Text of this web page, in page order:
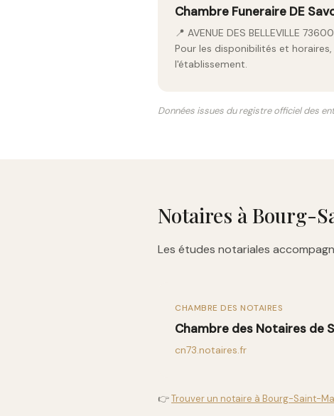
Chambre Funeraire DE
📍 AVENUE DES BELLEVILLE
Pour les disponibilités et
l'établissement.
Données issues du registre officiel des
Notaires à Bourg-
Les études notariales
CHAMBRE DES NOTAIRES
Chambre des Notaires de
cn73.notaires.fr
👉Trouver un notaire à Bourg-Saint-